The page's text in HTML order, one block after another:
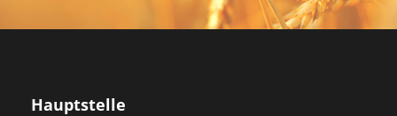
Hauptstelle